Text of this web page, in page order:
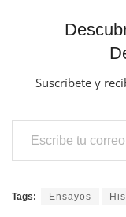
Suscríbete y
Escribe tu correo electrónico…
Tags: Ensayos